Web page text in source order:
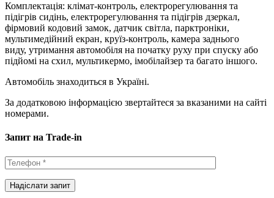
Комплектація: клімат-контроль, електрорегулювання та
підігрів сидінь, електрорегулювання та підігрів дзеркал,
фірмовий кодовий замок, датчик світла, парктроніки,
мультимедійний екран, круїз-контроль, камера заднього
виду, утримання автомобіля на початку руху при спуску або
підйомі на схил, мультикермо, імобілайзер та багато іншого.
Автомобіль знаходиться в Україні.
За додатковою інформацією звертайтеся за вказаними на сайті
номерами.
Запит на Trade-in